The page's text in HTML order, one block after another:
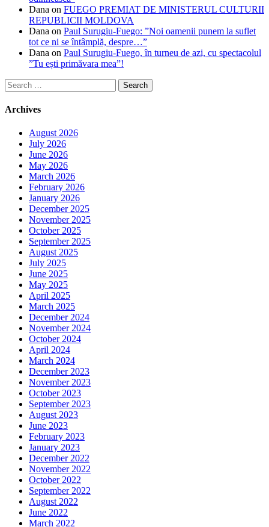
Dana on FUEGO PREMIAT DE MINISTERUL CULTURII
REPUBLICII MOLDOVA
Dana on Paul Surugiu-Fuego: ”Noi oamenii punem la suflet
tot ce ni se întâmplă, despre…”
Dana on Paul Surugiu-Fuego, în turneu de azi, cu spectacolul
”Tu ești primăvara mea”!
Search
for:
Archives
August 2026
July 2026
June 2026
May 2026
March 2026
February 2026
January 2026
December 2025
November 2025
October 2025
September 2025
August 2025
July 2025
June 2025
May 2025
April 2025
March 2025
December 2024
November 2024
October 2024
April 2024
March 2024
December 2023
November 2023
October 2023
September 2023
August 2023
June 2023
February 2023
January 2023
December 2022
November 2022
October 2022
September 2022
August 2022
June 2022
March 2022